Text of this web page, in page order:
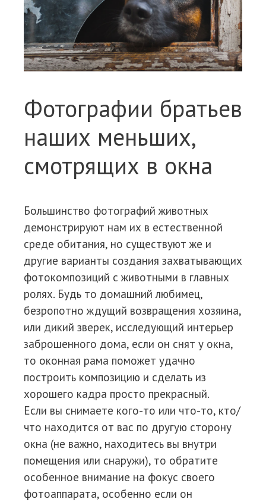
Фотографии братьев
наших меньших,
смотрящих в окна
Большинство фотографий животных
демонстрируют нам их в естественной
среде обитания, но существуют же и
другие варианты создания захватывающих
фотокомпозиций с животными в главных
ролях. Будь то домашний любимец,
безропотно ждущий возвращения хозяина,
или дикий зверек, исследующий интерьер
заброшенного дома, если он снят у окна,
то оконная рама поможет удачно
построить композицию и сделать из
хорошего кадра просто прекрасный.
Если вы снимаете кого-то или что-то, кто/
что находится от вас по другую сторону
окна (не важно, находитесь вы внутри
помещения или снаружи), то обратите
особенное внимание на фокус своего
фотоаппарата, особенно если он